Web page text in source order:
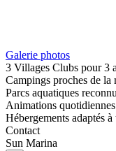
Galerie photos
3 Villages Clubs pour 3
Campings proches de la
Parcs aquatiques
Animations quotidiennes
Hébergements adaptés à
Contact
Sun Marina